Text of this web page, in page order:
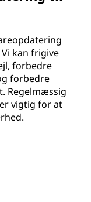
kan frigive
forbedre
forbedre
Regelmæssig
vigtig for at